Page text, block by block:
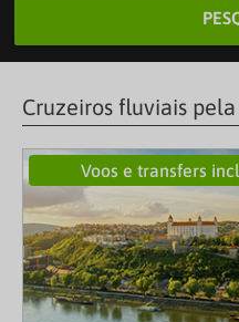
Cruzeiros fluviais
Voos e transfers